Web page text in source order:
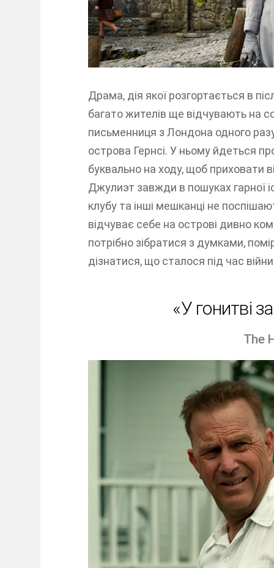
Драма, дія якої розгортається в
багато жителів ще відчувають на
письменниця з Лондона одного
острова Гернсі. У ньому йдеться
буквально на ходу, щоб приховати
Джулиэт завжди в пошуках гарної
клубу та інші мешканці не
відчуває себе на острові дивно
потрібно зібратися з думками,
дізнатися, що сталося під час
«У гонитві
The